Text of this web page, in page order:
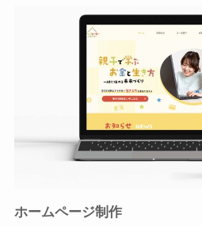
ホームページ制作